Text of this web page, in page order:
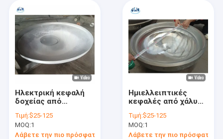
Ηλεκτρική κεφαλή
δοχείας από
ASME
Τιμή:$25-125
MOQ:1
Λάβετε την πιο πρόσφατη τιμή
Ημιελλειπτικές
κεφαλές από χάλυβα
και κρύο σχηματισμό
Τιμή:$25-125
MOQ:1
Λάβετε την πιο πρόσφατη